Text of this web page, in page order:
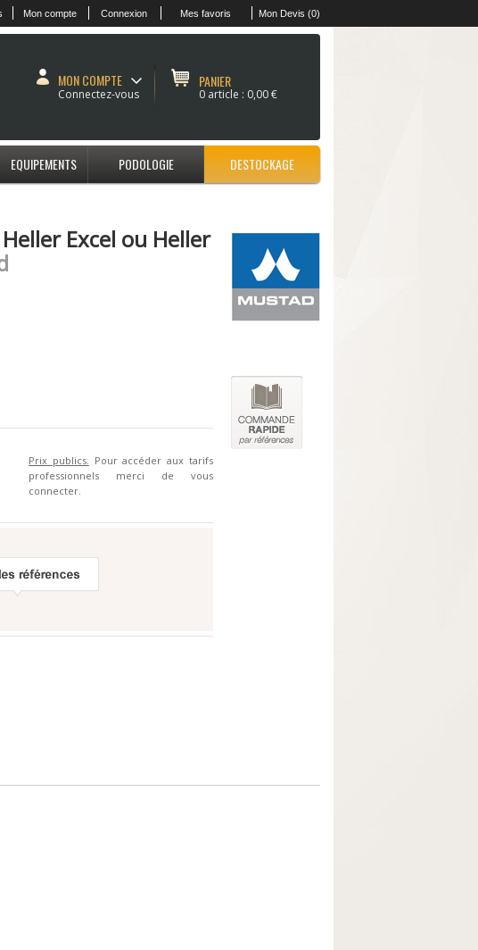
Mon compte Connexion Mes favoris Mon Devis (0)
MON COMPTE
Connectez-vous
PANIER
0 article : 0,00 €
EQUIPEMENTS PODOLOGIE DESTOCKAGE
Excel ou Heller
Prix publics. Pour accéder aux tarifs
professionnels merci de vous
connecter.